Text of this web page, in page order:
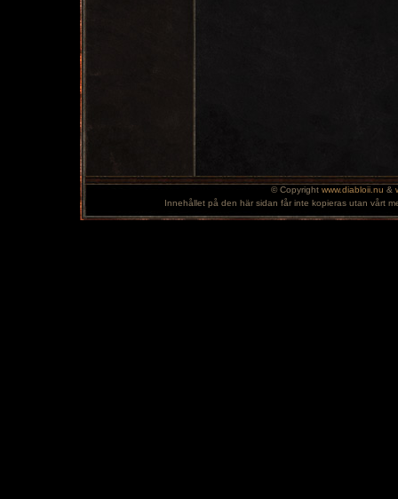
© Copyright www.diabloii.nu &
Innehållet på den här sidan får inte kopieras utan vårt